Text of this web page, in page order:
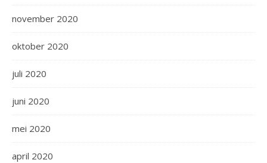
november 2020
oktober 2020
juli 2020
juni 2020
mei 2020
april 2020